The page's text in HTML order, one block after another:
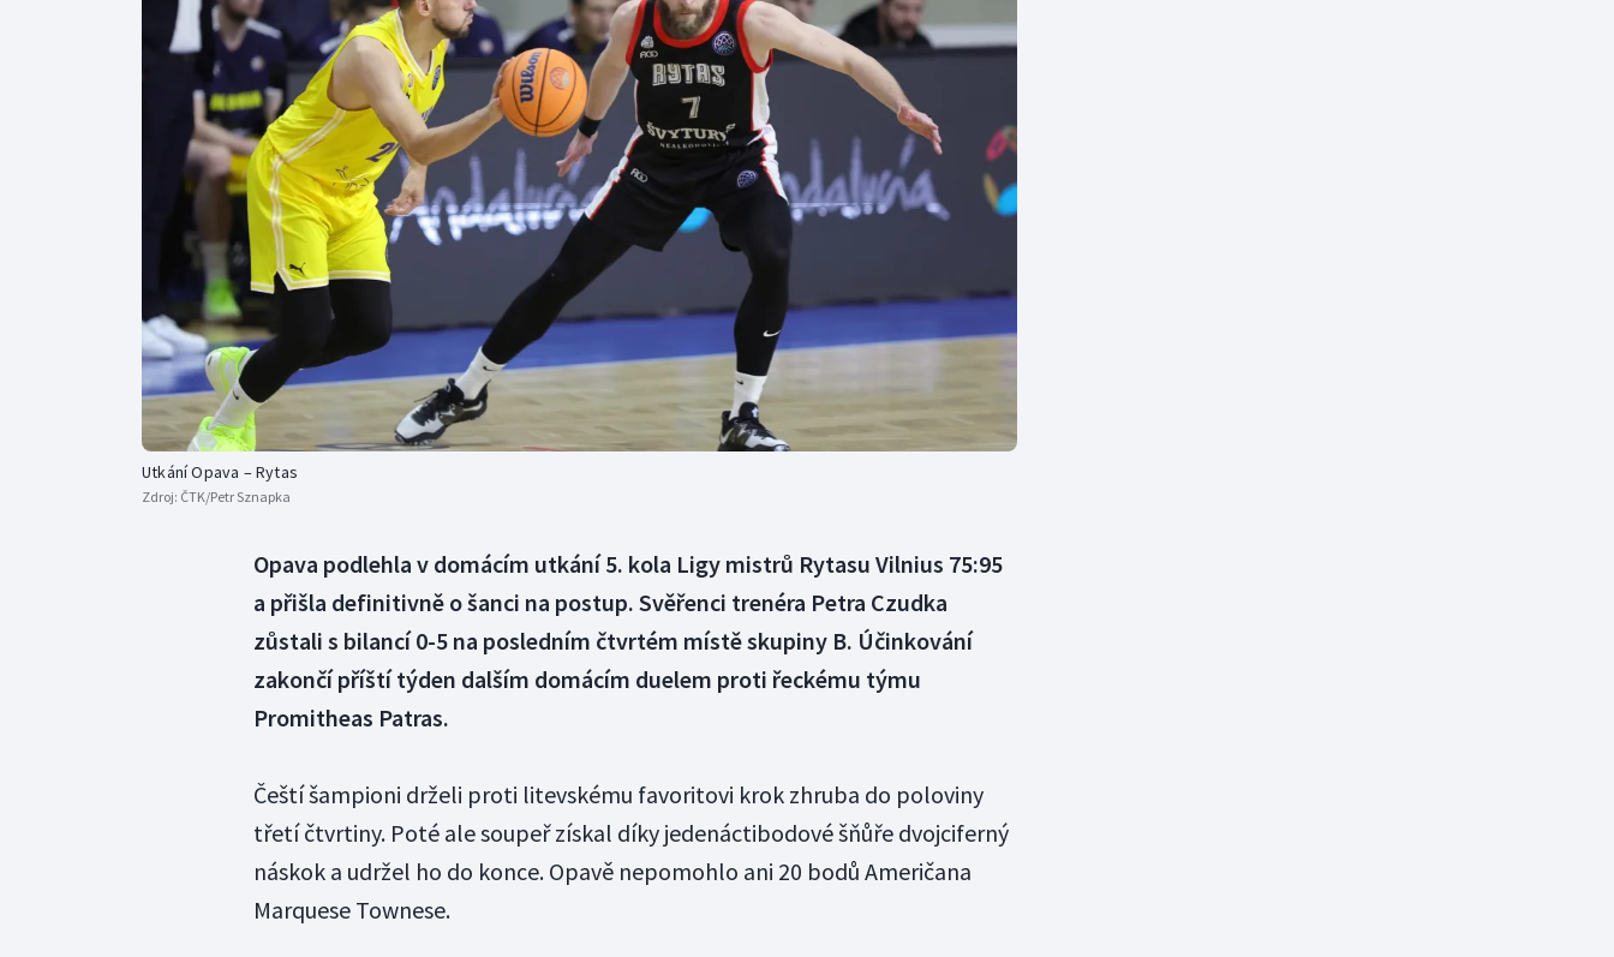
Curling
Dostihy
Florbal
Futsal
Golf
Moderní pětiboj
Motorsport
Olympijské hry
Parasport
Plavání
Plážový volejbal
Triatlon
Veslování
Vodní slalom
Volejbal
Utkání Opava – Rytas
Zdroj: ČTK/Petr Sznapka
Opava podlehla v domácím utkání 5. kola Ligy mistrů Rytasu Vilnius 75:95
a přišla definitivně o šanci na postup. Svěřenci trenéra Petra Czudka
zůstali s bilancí 0-5 na posledním čtvrtém místě skupiny B. Účinkování
zakončí příští týden dalším domácím duelem proti řeckému týmu
Promitheas Patras.
Čeští šampioni drželi proti litevskému favoritovi krok zhruba do poloviny
třetí čtvrtiny. Poté ale soupeř získal díky jedenáctibodové šňůře dvojciferný
náskok a udržel ho do konce. Opavě nepomohlo ani 20 bodů Američana
Marquese Townese.